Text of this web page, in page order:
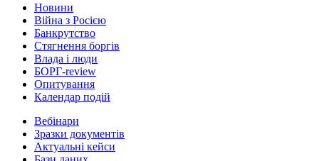
Новини
Війна з Росією
Банкрутство
Стягнення боргiв
Влада i люди
БОРГ-review
Опитування
Календар подій
Вебінари
Зразки документів
Актуальні кейси